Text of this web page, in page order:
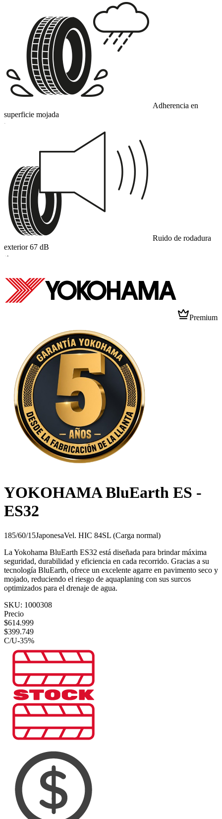
Adherencia en
superficie mojada
C
Ruido de rodadura
exterior 67 dB
A
Premium
YOKOHAMA BluEarth ES -
ES32
185/60/15JaponesaVel. HIC 84SL (Carga normal)
La Yokohama BluEarth ES32 está diseñada para brindar máxima
seguridad, durabilidad y eficiencia en cada recorrido. Gracias a su
tecnología BluEarth, ofrece un excelente agarre en pavimento seco y
mojado, reduciendo el riesgo de aquaplaning con sus surcos
optimizados para el drenaje de agua.
SKU: 1000308
Precio
$614.999
$399.749
C/U-35%